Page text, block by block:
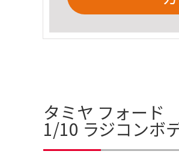
タミヤ フォード
1/10 ラジコンボ